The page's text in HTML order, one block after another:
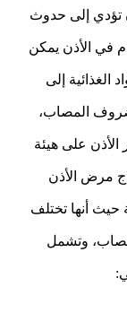
تؤدي إلى حدوث
في الأذن يمكن
الغذائية إلى
المصاب،
على هيئة
مرض الأذن
حيث أنها تختلف
وتشمل